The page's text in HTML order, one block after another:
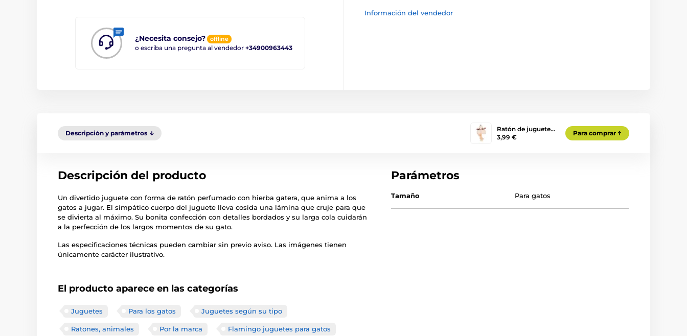
¿Necesita consejo? offline
o escriba una pregunta al vendedor +34900963443
Información del vendedor
Descripción y parámetros
Ratón de juguete…
3,99 €
Para comprar
Descripción del producto
Un divertido juguete con forma de ratón perfumado con hierba gatera, que anima a los
gatos a jugar. El simpático cuerpo del juguete lleva cosida una lámina que cruje para que
se divierta al máximo. Su bonita confección con detalles bordados y su larga cola cuidarán
a la perfección de los largos momentos de su gato.
Las especificaciones técnicas pueden cambiar sin previo aviso. Las imágenes tienen
únicamente carácter ilustrativo.
El producto aparece en las categorías
Juguetes Para los gatos Juguetes según su tipo
Ratones, animales Por la marca Flamingo juguetes para gatos
Parámetros
Tamaño Para gatos